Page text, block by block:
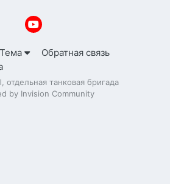
Тема Обратная связь
танковая бригада
by Invision Community